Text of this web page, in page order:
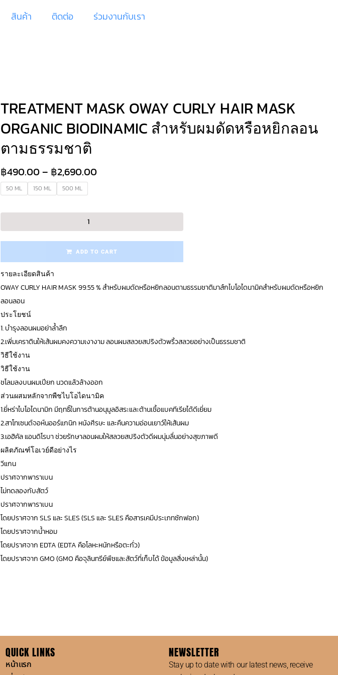
สินค้า ติดต่อ ร่วมงานกับเรา
TREATMENT MASK OWAY CURLY HAIR MASK
ORGANIC BIODINAMIC สำหรับผมดัดหรือหยิกลอน
ตามธรรมชาติ
฿490.00– ฿2,690.00
50 ML 150 ML 500 ML
ADD TO CART
รายละเอียดสินค้า
OWAY CURLY HAIR MASK 99.55 % สำหรับผมดัดหรือหยิกลอนตามธรรมชาติมาส์กไบโอไดนามิคสำหรับผมดัดหรือหยิก
ลอนลอน
ประโยชน์
1. บำรุงลอนผมอย่าล้ำลึก
2.เพิ่มเคราตินให้เส้นผมคงความเงางาม ลอนผมสลวยสปริงตัวพริ้วสลวยอย่างเป็นธรรมชาติ
วิธีใช้งาน
วิธีใช้งาน
ชโลมลงบนผมเปียก นวดแล้วล้างออก
ส่วนผสมหลักจากพืชไบโอไดนามิค
1.ยี่หร่าไบโอไดนามิก มีฤทธิ์ในการต้านอนุมูลอิสระและต้านเชื้อแบคทีเรียได้ดีเยี่ยม
2.สาโทเซนต์จอห์นออร์แกนิก หนังศีรษะ และคืนความอ่อนเยาว์ให้เส้นผม
3.เอฮิคัล แอนดิโรบาช่วยรักษาลอนผมให้สลวยสปริงตัวดีผมนุ่มลื่นอย่างสุขภาพดี
ผลิตภัณฑ์โอเวย์ดีอย่างไร
วีแกน
ปราศจากพาราเบน
ไม่ทดลองกับสัตว์
ปราศจากพาราเบน
โดยปราศจาก SLS และ SLES (SLS และ SLES คือสารเคมีประเภทซักฟอก)
โดยปราศจากน้ำหอม
โดยปราศจาก EDTA (EDTA คือโลหะหนักหรือตะกั่ว)
โดยปราศจาก GMO (GMO คือจุลินทรีย์พืชและสัตว์ที่เก็บได้ ข้อมูลสิ่งเหล่านั้น)
QUICK LINKS
หน้าแรก
NEWSLETTER
Stay up to date with our latest news, receive